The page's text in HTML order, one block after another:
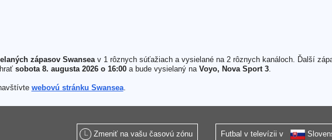
zápasov Swanseav 1 rôznych súťažiach a vysielané na 2 rôznych kanáloch. Ďalší
sobota 8. augusta 2026 o 16:00a bude vysielaný na Voyo, Nova Sport 3.
webovú stránku Swansea.
Zmeniť na vašu časovú zónu Futbal v televízii v